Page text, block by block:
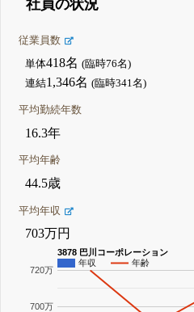
社員の状況
従業員数
単体418名(臨時76名)
連結1,346名(臨時341名)
平均勤続年数
16.3年
平均年齢
44.5歳
平均年収
703万円
3878 巴川コーポレーション
年収
年齢
700万
720万